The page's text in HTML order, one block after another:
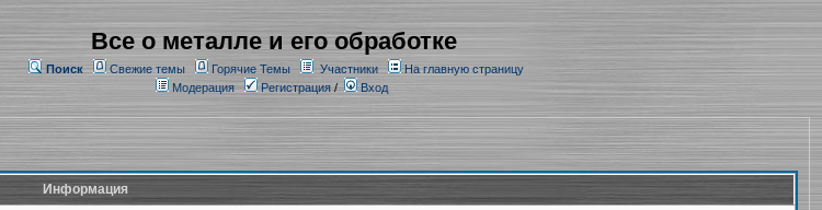
Все о металле и его обработке
Поиск Свежие темы Горячие Темы Участники
На главную страницу
Модерация
Регистрация/ Вход
Информация